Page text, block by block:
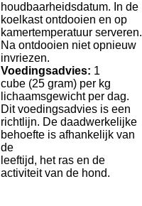
houdbaarheidsdatum. In de
koelkast ontdooien en op
kamertemperatuur serveren.
Na ontdooien niet opnieuw
invriezen.
Voedingsadvies: 1
cube (25 gram) per kg
lichaamsgewicht per dag.
Dit voedingsadvies is een
richtlijn. De daadwerkelijke
behoefte is afhankelijk van
de
leeftijd, het ras en de
activiteit van de hond.